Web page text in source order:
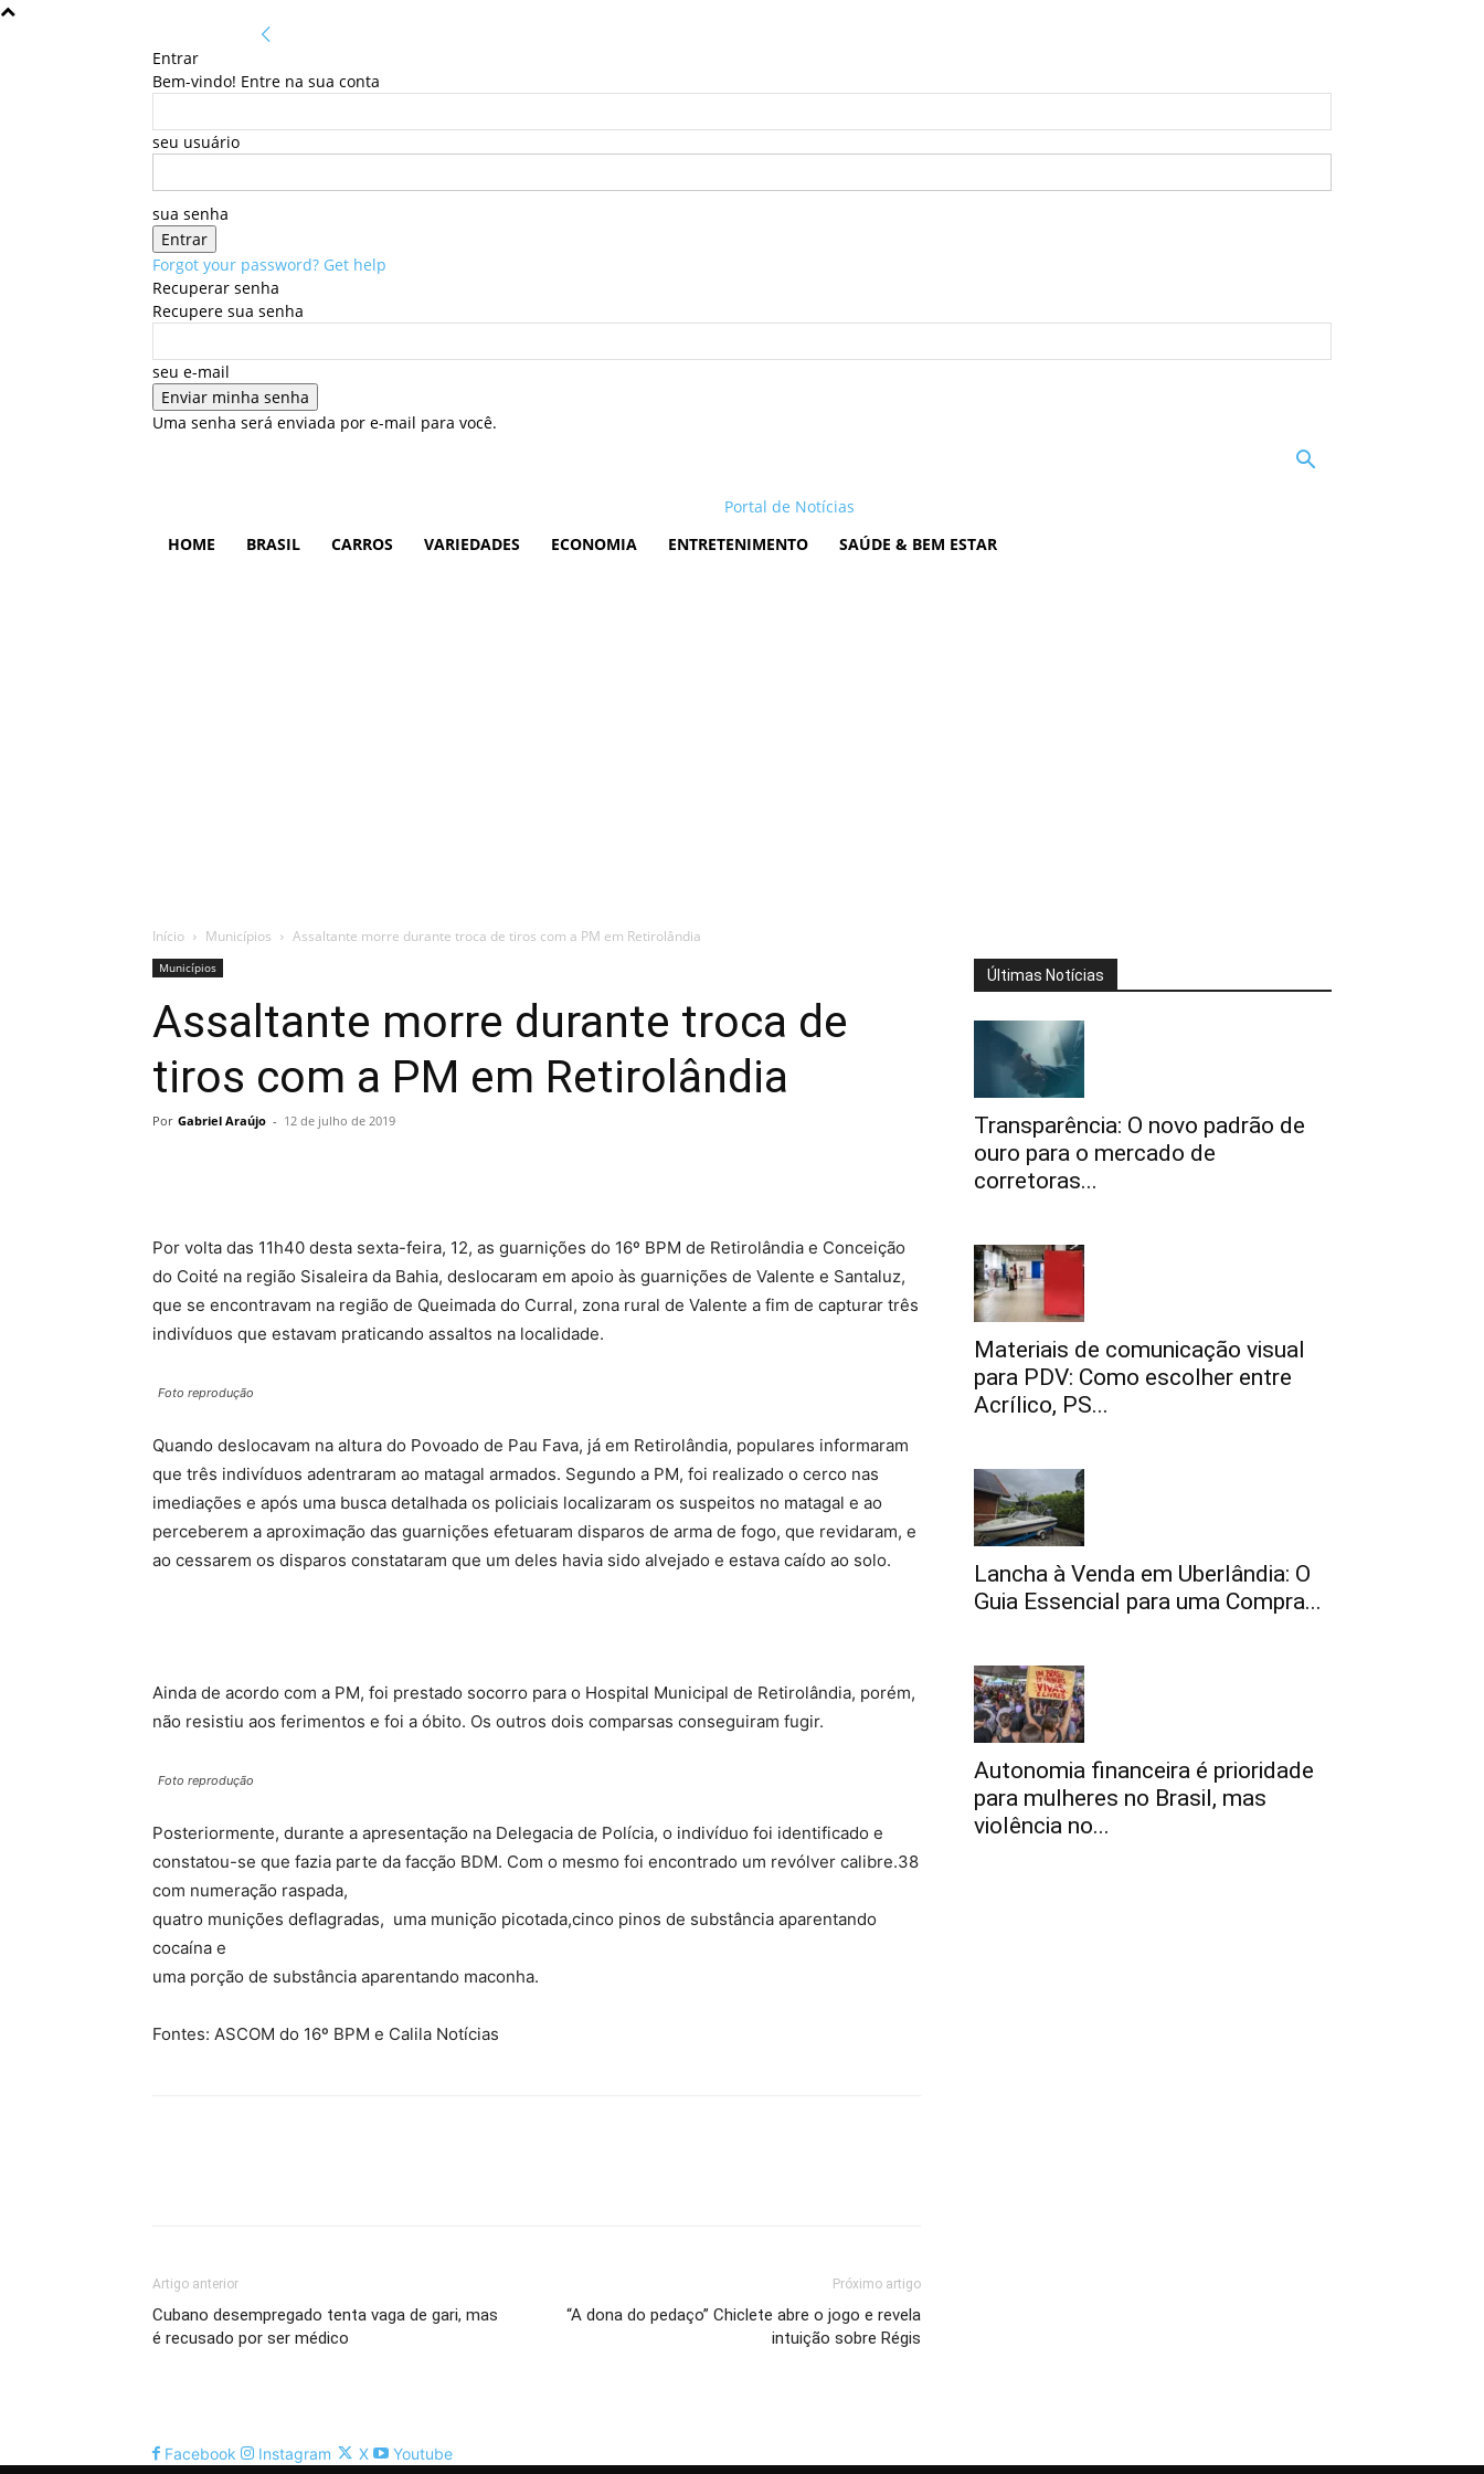
Entrar
Bem-vindo! Entre na sua conta
seu usuário
sua senha
Forgot your password? Get help
Recuperar senha
Recupere sua senha
seu e-mail
Uma senha será enviada por e-mail para você.
Portal de Notícias
HOME
BRASIL CARROS VARIEDADES ECONOMIA ENTRETENIMENTO SAÚDE & BEM ESTAR
Início Municípios Assaltante morre durante troca de tiros com a PM em Retirolândia
Municípios
Assaltante morre durante troca de
tiros com a PM em Retirolândia
Por Gabriel Araújo - 12 de julho de 2019
Por volta das 11h40 desta sexta-feira, 12, as guarnições do 16º BPM de Retirolândia e Conceição
do Coité na região Sisaleira da Bahia, deslocaram em apoio às guarnições de Valente e Santaluz,
que se encontravam na região de Queimada do Curral, zona rural de Valente a fim de capturar três
indivíduos que estavam praticando assaltos na localidade.
Foto reprodução
Quando deslocavam na altura do Povoado de Pau Fava, já em Retirolândia, populares informaram
que três indivíduos adentraram ao matagal armados. Segundo a PM, foi realizado o cerco nas
imediações e após uma busca detalhada os policiais localizaram os suspeitos no matagal e ao
perceberem a aproximação das guarnições efetuaram disparos de arma de fogo, que revidaram, e
ao cessarem os disparos constataram que um deles havia sido alvejado e estava caído ao solo.
Ainda de acordo com a PM, foi prestado socorro para o Hospital Municipal de Retirolândia, porém,
não resistiu aos ferimentos e foi a óbito. Os outros dois comparsas conseguiram fugir.
Foto reprodução
Posteriormente, durante a apresentação na Delegacia de Polícia, o indivíduo foi identificado e
constatou-se que fazia parte da facção BDM. Com o mesmo foi encontrado um revólver calibre.38
com numeração raspada,
quatro munições deflagradas, uma munição picotada,cinco pinos de substância aparentando
cocaína e
uma porção de substância aparentando maconha.
Fontes: ASCOM do 16º BPM e Calila Notícias
Artigo anterior
Cubano desempregado tenta vaga de gari, mas
é recusado por ser médico
Próximo artigo
“A dona do pedaço” Chiclete abre o jogo e revela
intuição sobre Régis
Últimas Notícias
Transparência: O novo padrão de
ouro para o mercado de
corretoras...
Materiais de comunicação visual
para PDV: Como escolher entre
Acrílico, PS...
Lancha à Venda em Uberlândia: O
Guia Essencial para uma Compra...
Autonomia financeira é prioridade
para mulheres no Brasil, mas
violência no...
Facebook Instagram X Youtube